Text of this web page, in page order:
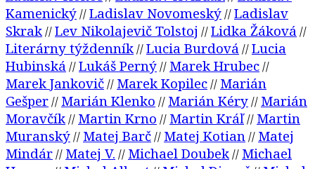
Kamenický//Ladislav Novomeský//Ladislav
Skrak//Lev Nikolajevič Tolstoj //Lidka Žáková //
Literárny týždenník//Lucia Burdová //Lucia
Hubinská //Lukáš Perný// Marek Hrubec//
Marek Jankovič// Marek Kopilec// Marián
Gešper// Marián Klenko // Marián Kéry// Marián
Moravčík// Martin Krno // Martin Kráľ// Martin
Muranský// Matej Barč// Matej Kotian // Matej
Mindár// Matej V. // Michael Doubek// Michael